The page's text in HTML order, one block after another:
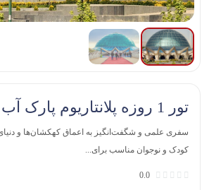
تور 1 روزه پلانتاریوم پارک آب و آتش تهران
سفری علمی و شگفت‌انگیز به اعماق کهکشان‌ها و دنیای
کودک و نوجوان مناسب برای...
0.0